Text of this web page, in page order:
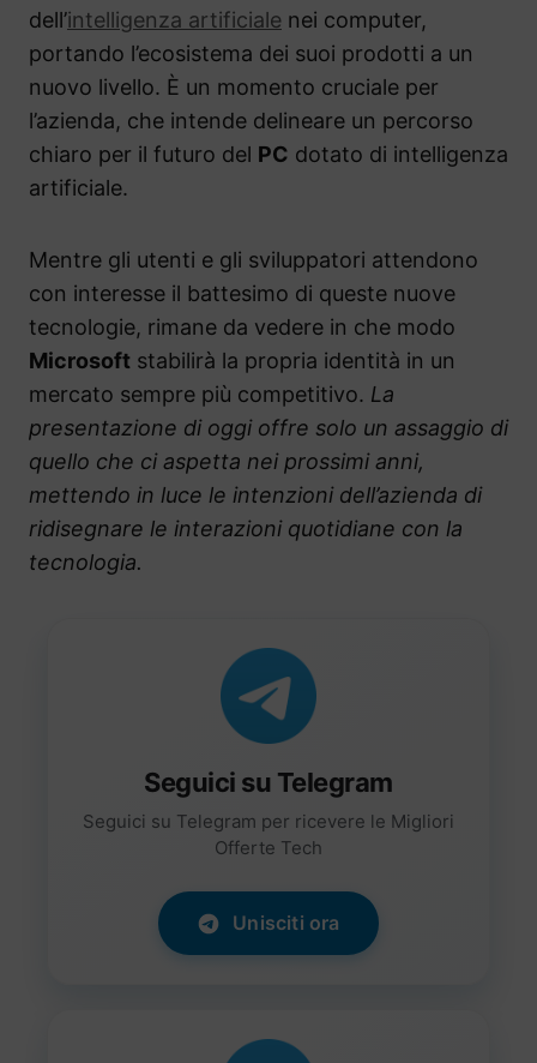
dell’intelligenza artificiale nei computer,
portando l’ecosistema dei suoi prodotti a un
nuovo livello. È un momento cruciale per
l’azienda, che intende delineare un percorso
chiaro per il futuro del PC dotato di intelligenza
artificiale.
Mentre gli utenti e gli sviluppatori attendono
con interesse il battesimo di queste nuove
tecnologie, rimane da vedere in che modo
Microsoft stabilirà la propria identità in un
mercato sempre più competitivo. La
presentazione di oggi offre solo un assaggio di
quello che ci aspetta nei prossimi anni,
mettendo in luce le intenzioni dell’azienda di
ridisegnare le interazioni quotidiane con la
tecnologia.
Seguici su Telegram
Seguici su Telegram per ricevere le Migliori
Offerte Tech
Unisciti ora